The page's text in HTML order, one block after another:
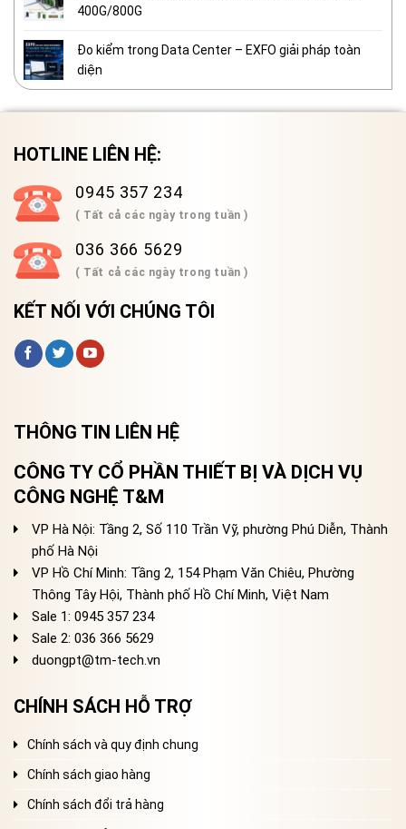
400G/800G
Đo kiểm trong Data Center – EXFO giải pháp toàn
diện
HOTLINE LIÊN HỆ:
0945 357 234
( Tất cả các ngày trong tuần )
036 366 5629
( Tất cả các ngày trong tuần )
KẾT NỐI VỚI CHÚNG TÔI
THÔNG TIN LIÊN HỆ
CÔNG TY CỔ PHẦN THIẾT BỊ VÀ DỊCH VỤ
CÔNG NGHỆ T&M
VP Hà Nội: Tầng 2, Số 110 Trần Vỹ, phường Phú Diễn, Thành
phố Hà Nội
VP Hồ Chí Minh: Tầng 2, 154 Phạm Văn Chiêu, Phường
Thông Tây Hội, Thành phố Hồ Chí Minh, Việt Nam
Sale 1: 0945 357 234
Sale 2: 036 366 5629
duongpt@tm-tech.vn
CHÍNH SÁCH HỖ TRỢ
Chính sách và quy định chung
Chính sách giao hàng
Chính sách đổi trả hàng